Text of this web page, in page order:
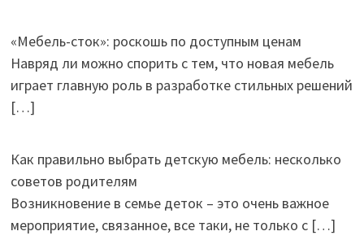
«Мебель-сток»: роскошь по доступным ценам
Навряд ли можно спорить с тем, что новая мебель
играет главную роль в разработке стильных решений
[…]
Как правильно выбрать детскую мебель: несколько
советов родителям
Возникновение в семье деток – это очень важное
мероприятие, связанное, все таки, не только с […]